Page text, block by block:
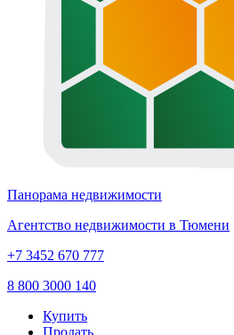
Панорама недвижимости
Агентство недвижимости в Тюмени
+7 3452 670 777
8 800 3000 140
Купить